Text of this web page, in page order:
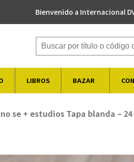
Bienvenido a Internacional
LIBROS BAZAR
se + estudios Tapa blanda –